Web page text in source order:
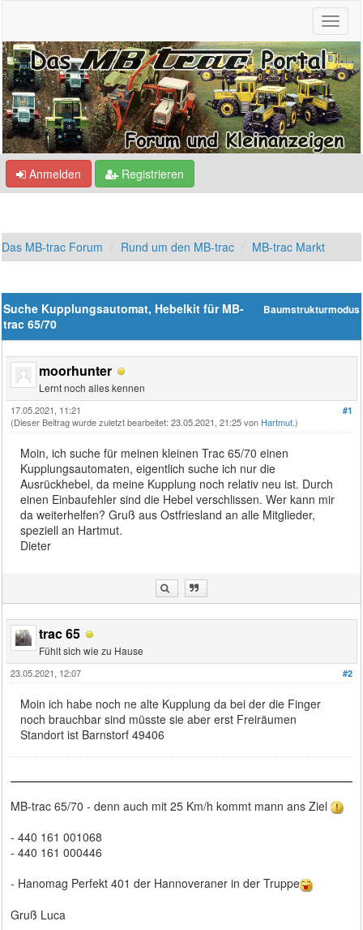
Anmelden Registrieren
Das MB-trac Forum Rund um den MB-trac MB-trac Markt
Baumstrukturmodus
Suche Kupplungsautomat, Hebelkit für MB-
trac 65/70
moorhunter
Lernt noch alles kennen
#1
17.05.2021, 11:21
(Dieser Beitrag wurde zuletzt bearbeitet: 23.05.2021, 21:25 von Hartmut.)
Moin, ich suche für meinen kleinen Trac 65/70 einen
Kupplungsautomaten, eigentlich suche ich nur die
Ausrückhebel, da meine Kupplung noch relativ neu ist. Durch
einen Einbaufehler sind die Hebel verschlissen. Wer kann mir
da weiterhelfen? Gruß aus Ostfriesland an alle Mitglieder,
speziell an Hartmut.
Dieter
trac 65
Fühlt sich wie zu Hause
#2
23.05.2021, 12:07
Moin ich habe noch ne alte Kupplung da bei der die Finger
noch brauchbar sind müsste sie aber erst Freiräumen
Standort ist Barnstorf 49406
MB-trac 65/70 - denn auch mit 25 Km/h kommt mann ans Ziel
- 440 161 001068
- 440 161 000446
- Hanomag Perfekt 401 der Hannoveraner in der Truppe
Gruß Luca